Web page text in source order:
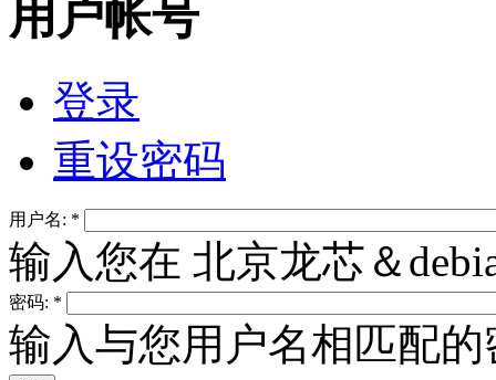
用户帐号
登录
重设密码
用户名: *
输入您在 北京龙芯＆
密码: *
输入与您用户名相匹配的